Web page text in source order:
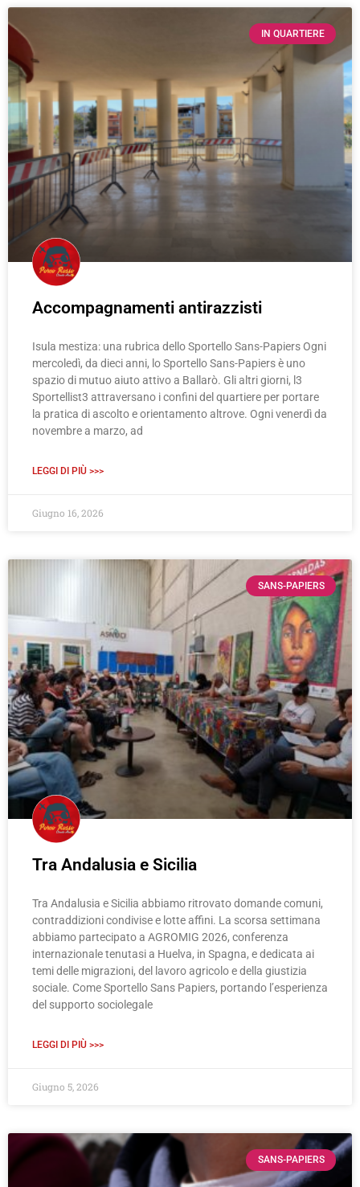
IN QUARTIERE
Accompagnamenti antirazzisti
Isula mestiza: una rubrica dello Sportello Sans-Papiers Ogni
mercoledì, da dieci anni, lo Sportello Sans-Papiers è uno
spazio di mutuo aiuto attivo a Ballarò. Gli altri giorni, l3
Sportellist3 attraversano i confini del quartiere per portare
la pratica di ascolto e orientamento altrove. Ogni venerdì da
novembre a marzo, ad
LEGGI DI PIÙ >>>
Giugno 16, 2026
SANS-PAPIERS
Tra Andalusia e Sicilia
Tra Andalusia e Sicilia abbiamo ritrovato domande comuni,
contraddizioni condivise e lotte affini. La scorsa settimana
abbiamo partecipato a AGROMIG 2026, conferenza
internazionale tenutasi a Huelva, in Spagna, e dedicata ai
temi delle migrazioni, del lavoro agricolo e della giustizia
sociale. Come Sportello Sans Papiers, portando l’esperienza
del supporto sociolegale
LEGGI DI PIÙ >>>
Giugno 5, 2026
SANS-PAPIERS